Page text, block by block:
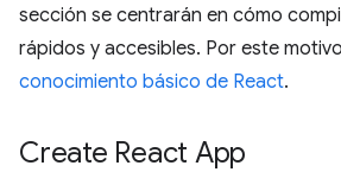
sección se centrarán en cómo
rápidos y accesibles. Por este
conocimiento básico de React.
Create React App